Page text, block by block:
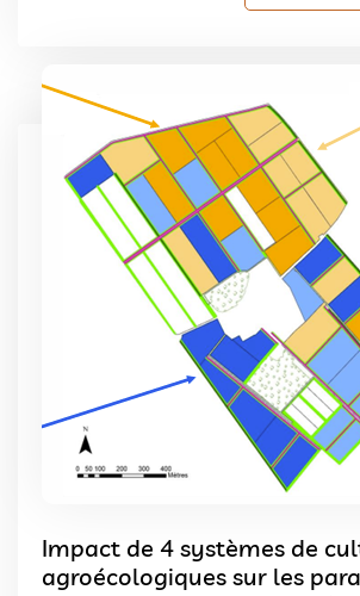
Impact de 4 systèmes de
agroécologiques sur les